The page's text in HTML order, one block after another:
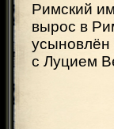
Римский
вырос в
с Луцием